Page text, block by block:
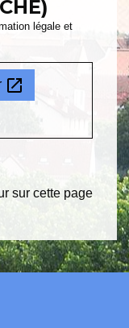
légale et
open_in_new
sur cette page